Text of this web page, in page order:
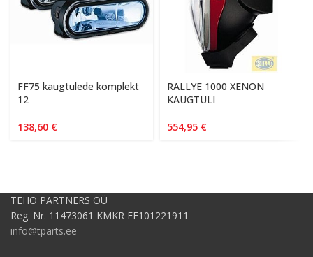
FF75 kaugtulede komplekt
12
138,60 €
RALLYE 1000 XENON
KAUGTULI
554,95 €
TEHO PARTNERS OÜ
Reg. Nr. 11473061 KMKR EE101221911
info@tparts.ee